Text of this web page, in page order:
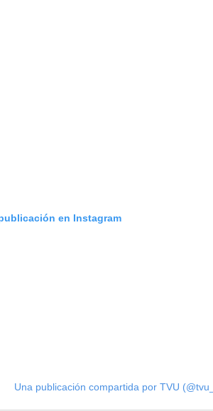
en Instagram
Una publicación compartida por TVU